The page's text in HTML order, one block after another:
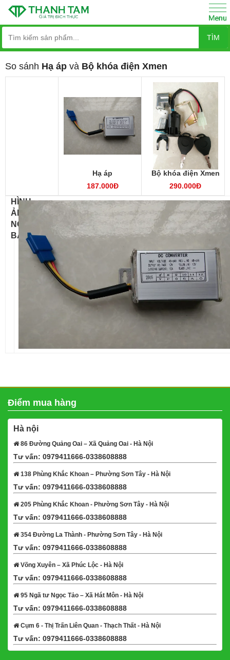
TÌM
So sánh Hạ áp và Bộ khóa điện Xmen
Hạ áp
187.000Đ
Bộ khóa điện Xmen
290.000Đ
HÌNH
ẢNH
NỔI
BẬT
Điểm mua hàng
Hà nội
86 Đường Quảng Oai – Xã Quảng Oai - Hà Nội
Tư vấn: 0979411666-0338608888
138 Phùng Khắc Khoan – Phường Sơn Tây - Hà Nội
Tư vấn: 0979411666-0338608888
205 Phùng Khắc Khoan - Phường Sơn Tây - Hà Nội
Tư vấn: 0979411666-0338608888
354 Đường La Thành - Phường Sơn Tây - Hà Nội
Tư vấn: 0979411666-0338608888
Võng Xuyên – Xã Phúc Lộc - Hà Nội
Tư vấn: 0979411666-0338608888
95 Ngã tư Ngọc Tảo – Xã Hát Môn - Hà Nội
Tư vấn: 0979411666-0338608888
Cụm 6 - Thị Trấn Liên Quan - Thạch Thất - Hà Nội
Tư vấn: 0979411666-0338608888